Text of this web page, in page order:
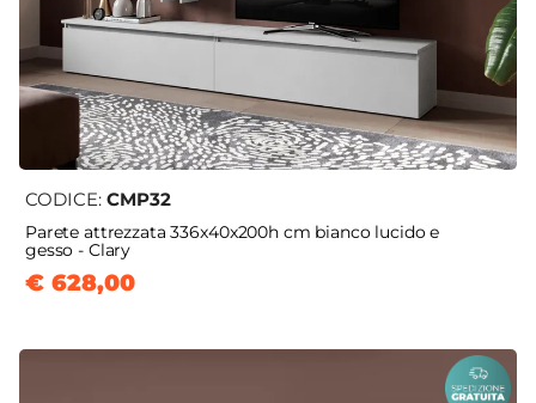
CODICE: CMP32
Parete attrezzata 336x40x200h cm bianco lucido e
gesso - Clary
€ 628,00